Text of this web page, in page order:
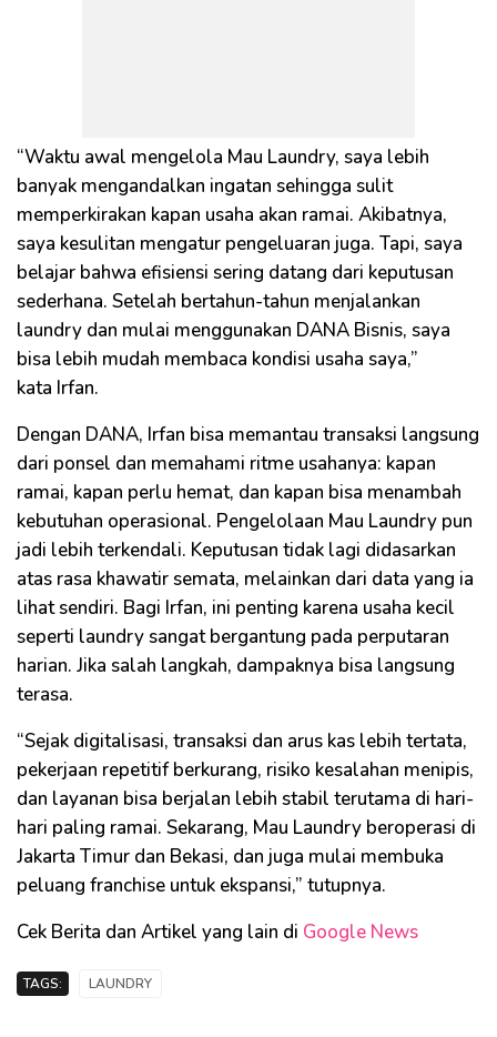
“Waktu awal mengelola Mau Laundry, saya lebih
banyak mengandalkan ingatan sehingga sulit
memperkirakan kapan usaha akan ramai. Akibatnya,
saya kesulitan mengatur pengeluaran juga. Tapi, saya
belajar bahwa efisiensi sering datang dari keputusan
sederhana. Setelah bertahun-tahun menjalankan
laundry dan mulai menggunakan DANA Bisnis, saya
bisa lebih mudah membaca kondisi usaha saya,”
kata Irfan.
Dengan DANA, Irfan bisa memantau transaksi langsung
dari ponsel dan memahami ritme usahanya: kapan
ramai, kapan perlu hemat, dan kapan bisa menambah
kebutuhan operasional. Pengelolaan Mau Laundry pun
jadi lebih terkendali. Keputusan tidak lagi didasarkan
atas rasa khawatir semata, melainkan dari data yang ia
lihat sendiri. Bagi Irfan, ini penting karena usaha kecil
seperti laundry sangat bergantung pada perputaran
harian. Jika salah langkah, dampaknya bisa langsung
terasa.
“Sejak digitalisasi, transaksi dan arus kas lebih tertata,
pekerjaan repetitif berkurang, risiko kesalahan menipis,
dan layanan bisa berjalan lebih stabil terutama di hari-
hari paling ramai. Sekarang, Mau Laundry beroperasi di
Jakarta Timur dan Bekasi, dan juga mulai membuka
peluang franchise untuk ekspansi,” tutupnya.
Cek Berita dan Artikel yang lain di Google News
TAGS: LAUNDRY